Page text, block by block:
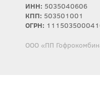
ИНН: 5035040606
КПП: 503501001
ОГРН:
ООО «ПП